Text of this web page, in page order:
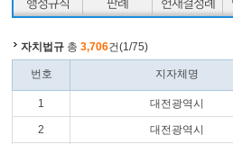
행정규칙 판례 헌재결정례
자치법규 총 3,706건(1/75)
번호 지자체명
1 대전광역시
2 대전광역시